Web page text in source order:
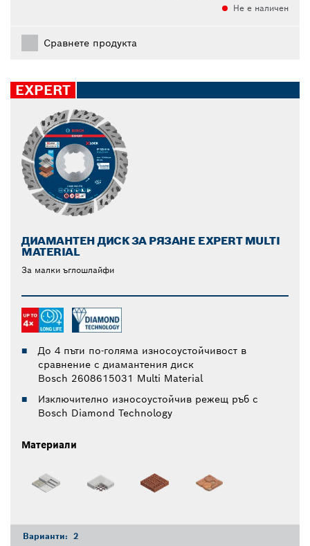
Не е наличен
Сравнете продукта
EXPERT
ДИАМАНТЕН ДИСК ЗА РЯЗАНЕ EXPERT MULTI
MATERIAL
За малки ъглошлайфи
До 4 пъти по-голяма износоустойчивост в
сравнение с диамантения диск
Bosch 2608615031 Multi Material
Изключително износоустойчив режещ ръб с
Bosch Diamond Technology
Материали
Варианти: 2